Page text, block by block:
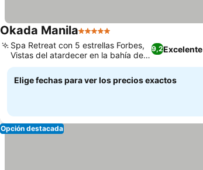
Okada Manila5 Estrellas
9,2Excelente
Spa Retreat con 5 estrellas Forbes,
Vistas del atardecer en la bahía de
Manila
Elige fechas para ver los precios exactos
Opción destacada